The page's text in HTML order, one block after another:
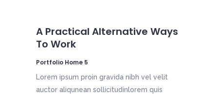
A Practical Alternative Ways
To Work
Portfolio Home 5
Lorem ipsum proin gravida nibh vel velit
auctor aliqunean sollicitudinlorem quis